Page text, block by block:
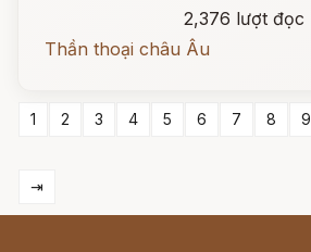
2,376 lượt đọc
Thần thoại châu Âu
1 2 3 4 5 6 7 8 9
⇥